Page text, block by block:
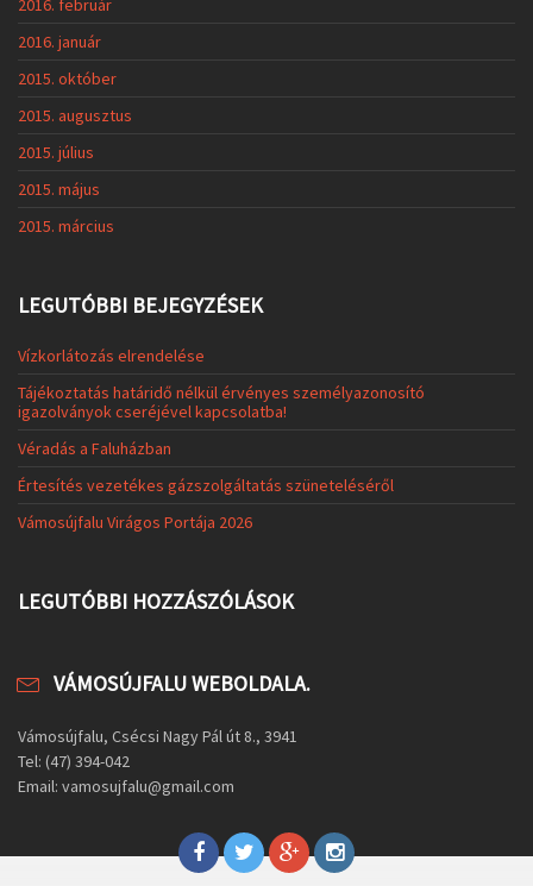
2016. február
2016. január
2015. október
2015. augusztus
2015. július
2015. május
2015. március
LEGUTÓBBI BEJEGYZÉSEK
Vízkorlátozás elrendelése
Tájékoztatás határidő nélkül érvényes személyazonosító
igazolványok cseréjével kapcsolatba!
Véradás a Faluházban
Értesítés vezetékes gázszolgáltatás szüneteléséről
Vámosújfalu Virágos Portája 2026
LEGUTÓBBI HOZZÁSZÓLÁSOK
VÁMOSÚJFALU WEBOLDALA.
Vámosújfalu, Csécsi Nagy Pál út 8., 3941
Tel: (47) 394-042
Email: vamosujfalu@gmail.com